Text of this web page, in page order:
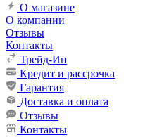
О магазине
О компании
Отзывы
Контакты
Трейд-Ин
Кредит и рассрочка
Гарантия
Доставка и оплата
Отзывы
Контакты